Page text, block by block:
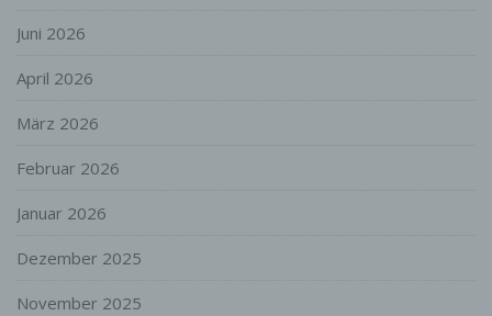
Juni 2026
April 2026
März 2026
Februar 2026
Januar 2026
Dezember 2025
November 2025
und den Personen, die unter der
Verantwortlichen oder des
personenbezogenen Daten zu verarbeiten.
k) Einwilligung